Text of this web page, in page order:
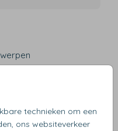
technieken om een
ons websiteverkeer